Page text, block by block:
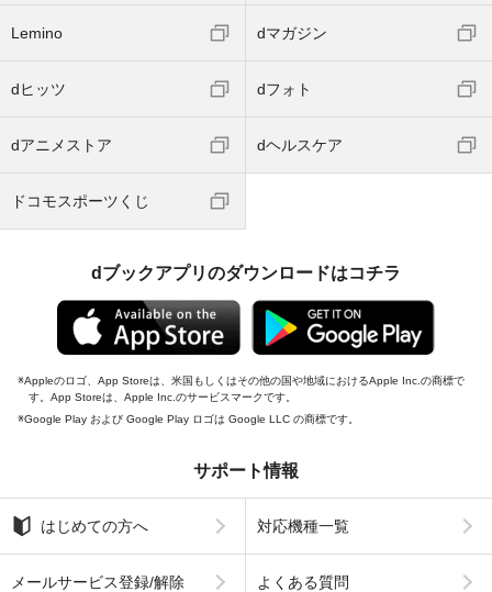
Lemino dマガジン
dヒッツ dフォト
dアニメストア dヘルスケア
ドコモスポーツくじ
dブックアプリのダウンロードはコチラ
Appleのロゴ、App Storeは、米国もしくはその他の国や地域におけるApple Inc.の商標で
す。App Storeは、Apple Inc.のサービスマークです。
Google Play および Google Play ロゴは Google LLC の商標です。
サポート情報
はじめての方へ 対応機種一覧
メールサービス登録/解除 よくある質問